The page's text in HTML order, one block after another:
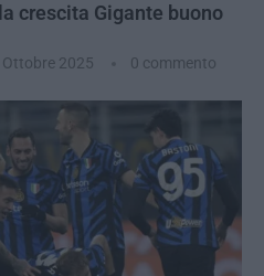
crescita Gigante buono
Ottobre 2025 0 commento